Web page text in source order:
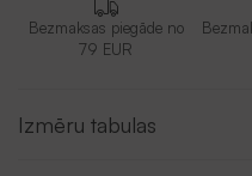
Bezmaksas piegāde no
79 EUR
Izmēru tabulas